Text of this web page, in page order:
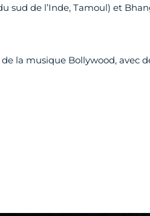
sud de l’Inde, Tamoul) et
la musique Bollywood, avec